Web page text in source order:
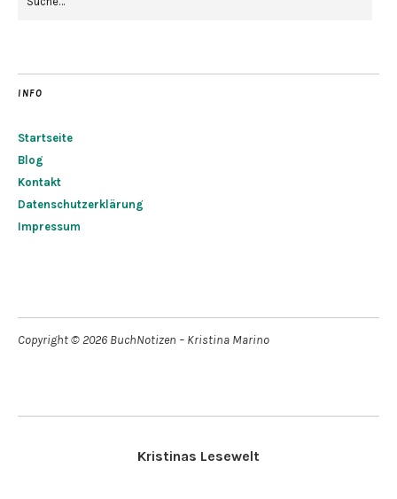
INFO
Startseite
Blog
Kontakt
Datenschutzerklärung
Impressum
Copyright © 2026 BuchNotizen – Kristina Marino
Kristinas Lesewelt